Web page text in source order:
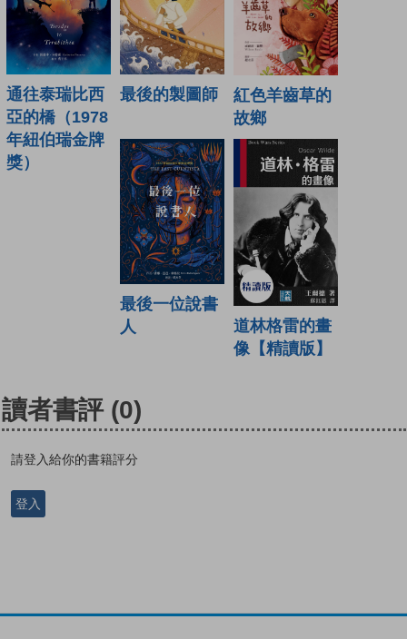
通往泰瑞比西
亞的橋（1978
年紐伯瑞金牌
獎）
最後的製圖師
紅色羊齒草的
故鄉
最後一位說書
人
道林格雷的畫
像【精讀版】
讀者書評 (0)
請登入給你的書籍評分
登入